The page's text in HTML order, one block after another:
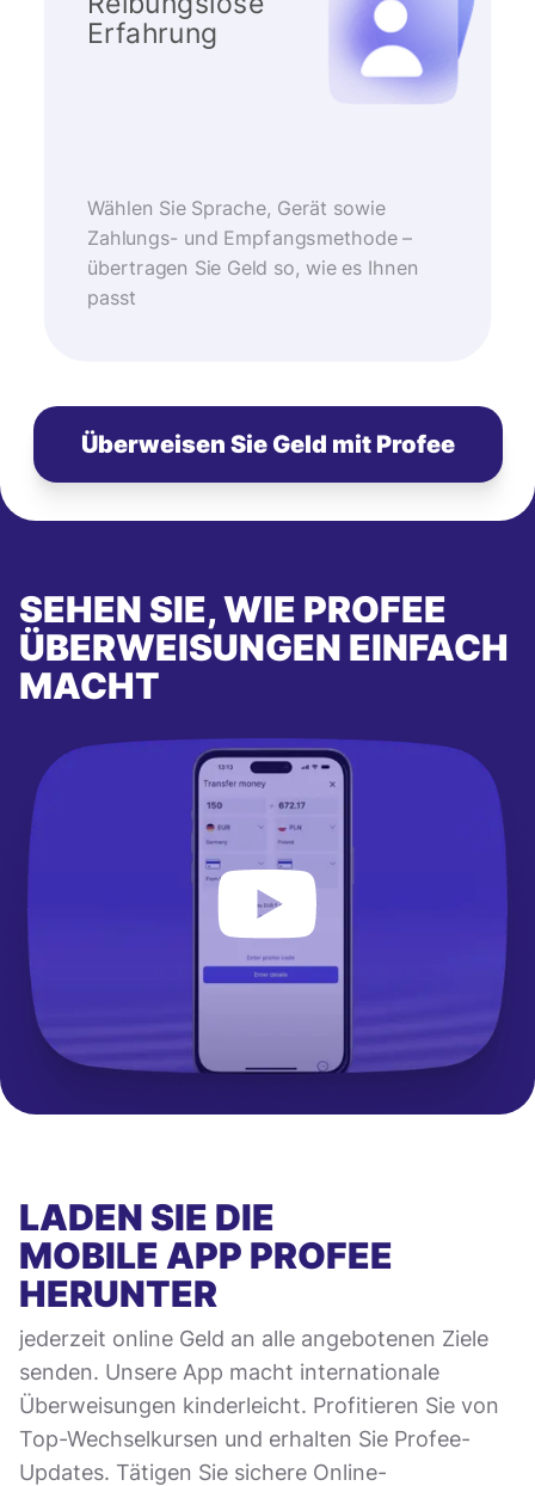
Erfahrung
Wählen Sie Sprache, Gerät sowie
Zahlungs- und Empfangsmethode –
übertragen Sie Geld so, wie es Ihnen
passt
Überweisen Sie Geld mit Profee
SEHEN SIE, WIE PROFEE
ÜBERWEISUNGEN EINFACH
MACHT
LADEN SIE DIE
MOBILE APP PROFEE
HERUNTER
jederzeit online Geld an alle angebotenen Ziele
senden. Unsere App macht internationale
Überweisungen kinderleicht. Profitieren Sie von
Top-Wechselkursen und erhalten Sie Profee-
Updates. Tätigen Sie sichere Online-